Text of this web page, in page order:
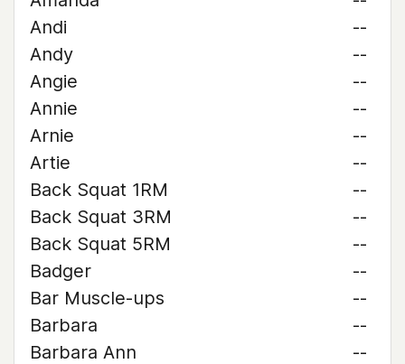
Andi
--
Andy
--
Angie
--
Annie
--
Arnie
--
Artie
--
Back Squat 1RM
--
Back Squat 3RM
--
Back Squat 5RM
--
Badger
--
Bar Muscle-ups
--
Barbara
--
Barbara Ann
--